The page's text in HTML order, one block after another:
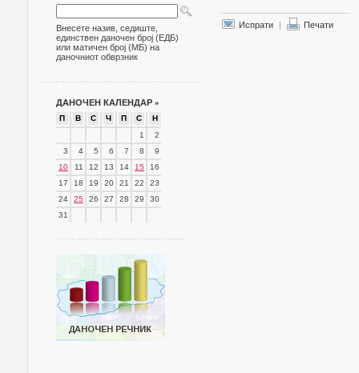
Внесете назив, седиште,
единствен даночен број (ЕДБ)
или матичен број (МБ) на
даночниот обврзник
ДАНОЧЕН КАЛЕНДАР »
П В С Ч П С
Н
1
2
3
4 5 6 7 8
9
10
11 12 13 14 15
16
17
18 19 20 21 22
23
24
25 26 27 28 29
30
31
Испрати | Печати